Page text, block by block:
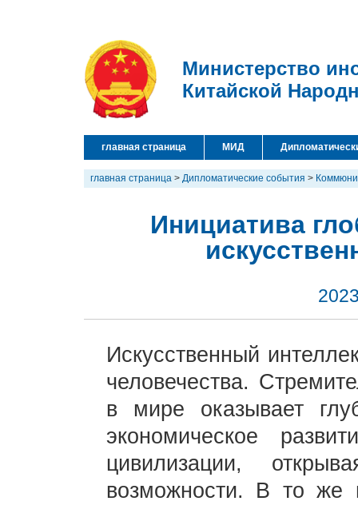
Министерство
Китайской
главная страница МИД
главная страница > Дипломатические события >
Инициатива
Искусственный
человечества.
в мире оказывает
экономическое
цивилизации,
возможности. В то же